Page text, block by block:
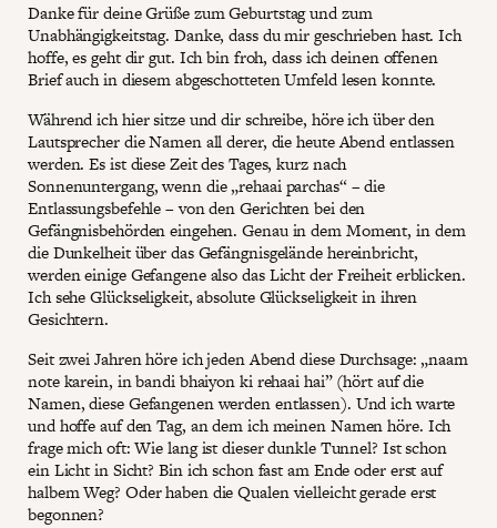
Danke für deine Grüße zum Geburtstag und zum
Unabhängigkeitstag. Danke, dass du mir geschrieben hast. Ich
hoffe, es geht dir gut. Ich bin froh, dass ich deinen offenen
Brief auch in diesem abgeschotteten Umfeld lesen konnte.
Während ich hier sitze und dir schreibe, höre ich über den
Lautsprecher die Namen all derer, die heute Abend entlassen
werden. Es ist diese Zeit des Tages, kurz nach
Sonnenuntergang, wenn die „rehaai parchas“ – die
Entlassungsbefehle – von den Gerichten bei den
Gefängnisbehörden eingehen. Genau in dem Moment, in dem
die Dunkelheit über das Gefängnisgelände hereinbricht,
werden einige Gefangene also das Licht der Freiheit erblicken.
Ich sehe Glückseligkeit, absolute Glückseligkeit in ihren
Gesichtern.
Seit zwei Jahren höre ich jeden Abend diese Durchsage: „naam
note karein, in bandi bhaiyon ki rehaai hai” (hört auf die
Namen, diese Gefangenen werden entlassen). Und ich warte
und hoffe auf den Tag, an dem ich meinen Namen höre. Ich
frage mich oft: Wie lang ist dieser dunkle Tunnel? Ist schon
ein Licht in Sicht? Bin ich schon fast am Ende oder erst auf
halbem Weg? Oder haben die Qualen vielleicht gerade erst
begonnen?